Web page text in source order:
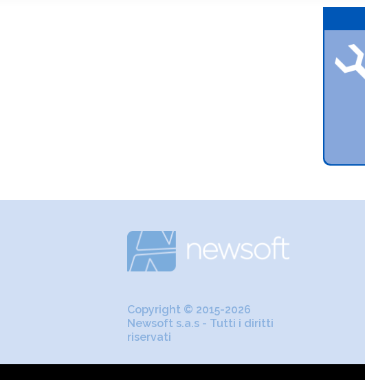
Copyright © 2015-2026
Newsoft s.a.s - Tutti i diritti
riservati